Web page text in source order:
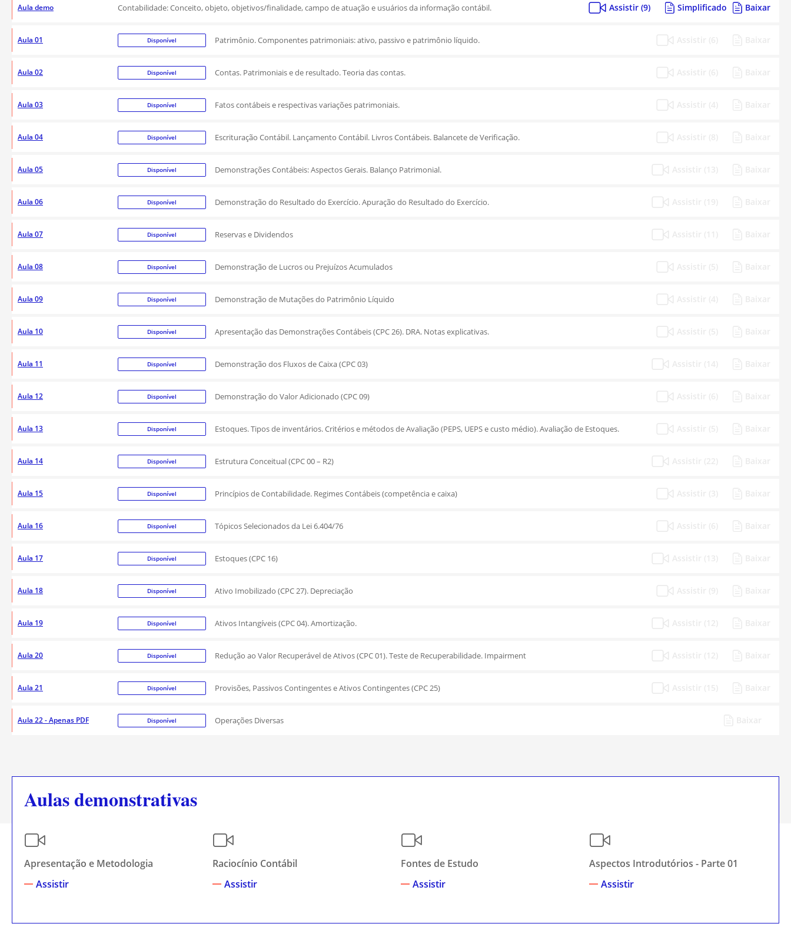
Aula demo Contabilidade: Conceito, objeto, objetivos/finalidade, campo de atuação e usuários da informação contábil. Assistir (9) Simplificado Baixar
Aula 01 Disponível Patrimônio. Componentes patrimoniais: ativo, passivo e patrimônio líquido.
Aula 02 Disponível Contas. Patrimoniais e de resultado. Teoria das contas.
Aula 03 Disponível Fatos contábeis e respectivas variações patrimoniais.
Aula 04 Disponível Escrituração Contábil. Lançamento Contábil. Livros Contábeis. Balancete de Verificação.
Aula 05 Disponível Demonstrações Contábeis: Aspectos Gerais. Balanço Patrimonial.
Aula 06 Disponível Demonstração do Resultado do Exercício. Apuração do Resultado do Exercício.
Aula 07 Disponível Reservas e Dividendos
Aula 08 Disponível Demonstração de Lucros ou Prejuízos Acumulados
Aula 09 Disponível Demonstração de Mutações do Patrimônio Líquido
Aula 10 Disponível Apresentação das Demonstrações Contábeis (CPC 26). DRA. Notas explicativas.
Aula 11 Disponível Demonstração dos Fluxos de Caixa (CPC 03)
Aula 12 Disponível Demonstração do Valor Adicionado (CPC 09)
Aula 13 Disponível Estoques. Tipos de inventários. Critérios e métodos de Avaliação (PEPS, UEPS e custo médio). Avaliação de Estoques.
Aula 14 Disponível Estrutura Conceitual (CPC 00 – R2)
Aula 15 Disponível Princípios de Contabilidade. Regimes Contábeis (competência e caixa)
Aula 16 Disponível Tópicos Selecionados da Lei 6.404/76
Aula 17 Disponível Estoques (CPC 16)
Aula 18 Disponível Ativo Imobilizado (CPC 27). Depreciação
Aula 19 Disponível Ativos Intangíveis (CPC 04). Amortização.
Aula 20 Disponível Redução ao Valor Recuperável de Ativos (CPC 01). Teste de Recuperabilidade. Impairment
Aula 21 Disponível Provisões, Passivos Contingentes e Ativos Contingentes (CPC 25)
Aula 22 - Apenas PDF Disponível Operações Diversas
Aulas demonstrativas
Apresentação e Metodologia
Assistir
Raciocínio Contábil
Assistir
Fontes de Estudo
Assistir
Aspectos Introdutórios - Parte 01
Assistir